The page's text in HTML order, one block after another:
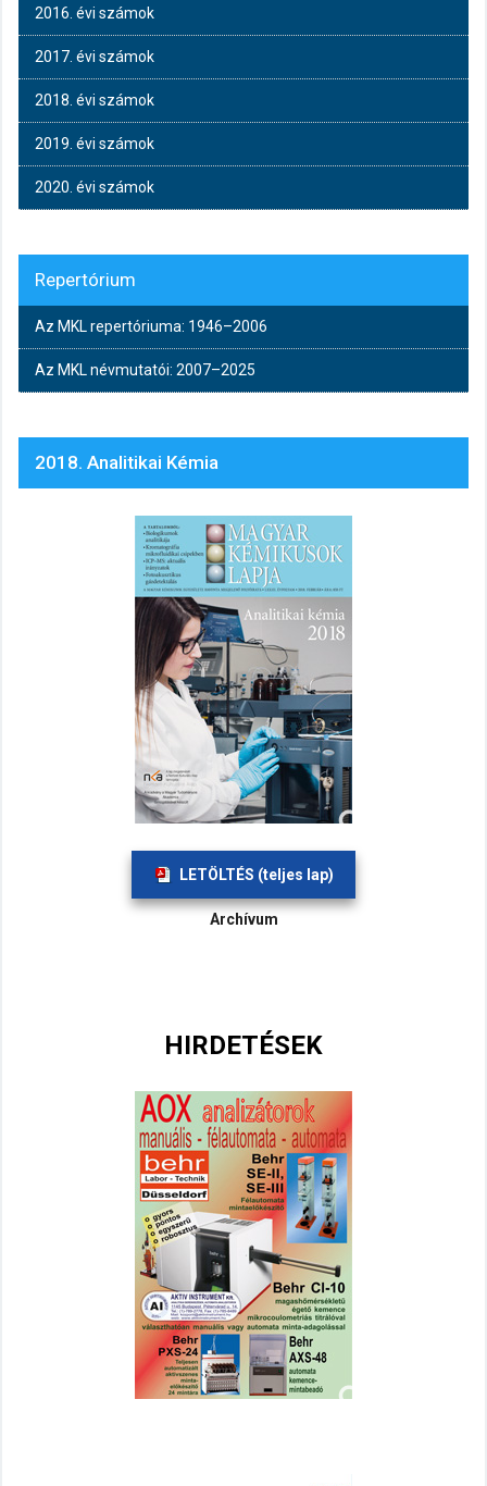
2016. évi számok
2017. évi számok
2018. évi számok
2019. évi számok
2020. évi számok
Repertórium
Az MKL repertóriuma: 1946–2006
Az MKL névmutatói: 2007–2025
2018. Analitikai Kémia
LETÖLTÉS (teljes lap)
Archívum
HIRDETÉSEK